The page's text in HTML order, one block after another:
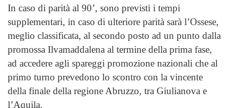
In caso di parità al 90’, sono previsti i tempi
supplementari, in caso di ulteriore parità sarà l’Ossese,
meglio classificata, al secondo posto ad un punto dalla
promossa Ilvamaddalena al termine della prima fase,
ad accedere agli spareggi promozione nazionali che al
primo turno prevedono lo scontro con la vincente
della finale della regione Abruzzo, tra Giulianova e
l’Aquila.